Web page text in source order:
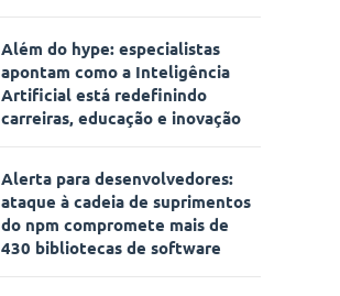
Além do hype: especialistas
apontam como a Inteligência
Artificial está redefinindo
carreiras, educação e inovação
Alerta para desenvolvedores:
ataque à cadeia de suprimentos
do npm compromete mais de
430 bibliotecas de software